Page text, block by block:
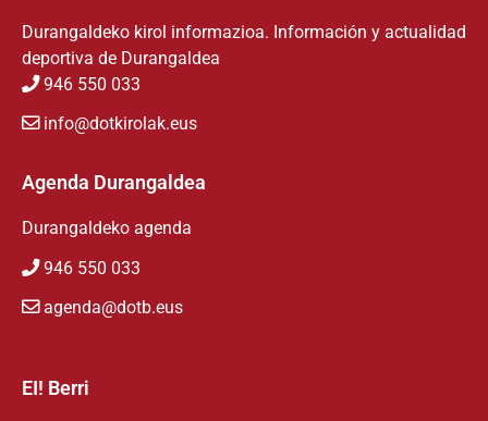
Durangaldeko kirol informazioa. Información y actualidad
deportiva de Durangaldea
946 550 033
info@dotkirolak.eus
Agenda Durangaldea
Durangaldeko agenda
946 550 033
agenda@dotb.eus
EI! Berri